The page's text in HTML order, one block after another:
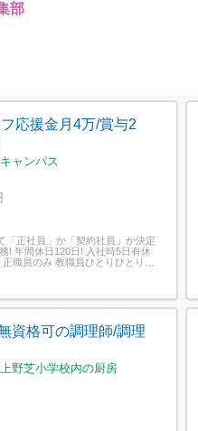
部
応援金月4万/賞与2
ャンパス
「正社員」か「契約社員」か決定
! 年間休日120日! 入社時5日有休
職員のみ 教職員ひとりひとりの
(例:マイホーム取得、学び直し、
行など)<仕事内容>・生徒フォ
資格可の調理師/調理
野芝小学校内の厨房